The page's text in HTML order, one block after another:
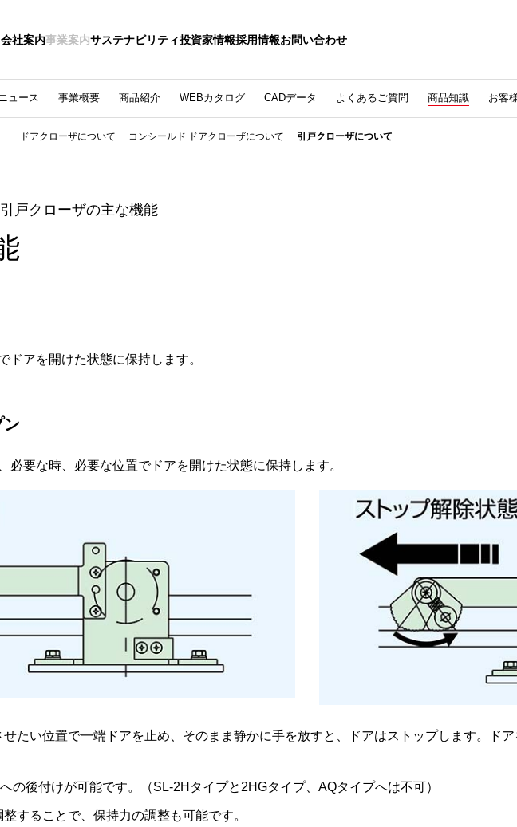
会社案内事業案内サステナビリティ投資家情報採用情報お問い合わせ
ュース 事業概要 商品紹介 WEBカタログ CADデータ よくあるご質問 商品知識 お客
ドアクローザについて コンシールド ドアクローザについて 引戸クローザについて
戸クローザの主な機能
ドアを開けた状態に保持します。
ン
必要な時、必要な位置でドアを開けた状態に保持します。
たい位置で一端ドアを止め、そのまま静かに手を放すと、ドアはストップします。ド
の後付けが可能です。（SL-2Hタイプと2HGタイプ、AQタイプへは不可）
することで、保持力の調整も可能です。